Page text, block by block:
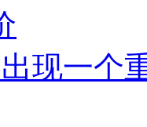
现一个